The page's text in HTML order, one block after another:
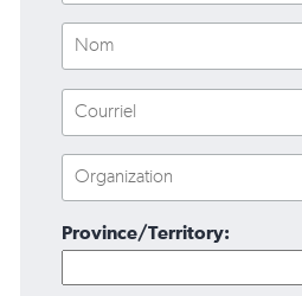
Province/Territory: